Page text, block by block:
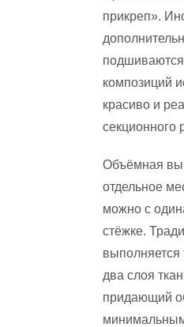
прикреп».
композиций
красиво и
секционного
Объёмная
отдельное
можно с
стёжке.
выполняется
два слоя
придающий